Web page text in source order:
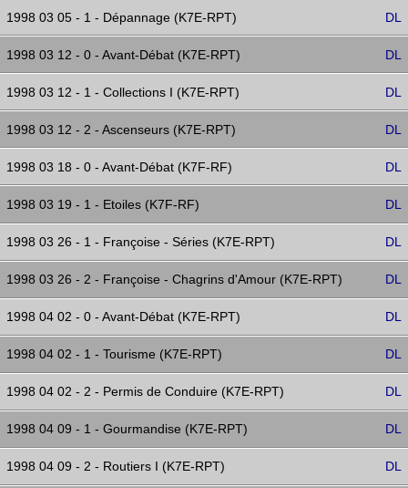
1998 03 05 - 1 - Dépannage (K7E-RPT) DL
1998 03 12 - 0 - Avant-Débat (K7E-RPT) DL
1998 03 12 - 1 - Collections I (K7E-RPT) DL
1998 03 12 - 2 - Ascenseurs (K7E-RPT) DL
1998 03 18 - 0 - Avant-Débat (K7F-RF) DL
1998 03 19 - 1 - Etoiles (K7F-RF) DL
1998 03 26 - 1 - Françoise - Séries (K7E-RPT) DL
1998 03 26 - 2 - Françoise - Chagrins d'Amour (K7E-RPT) DL
1998 04 02 - 0 - Avant-Débat (K7E-RPT) DL
1998 04 02 - 1 - Tourisme (K7E-RPT) DL
1998 04 02 - 2 - Permis de Conduire (K7E-RPT) DL
1998 04 09 - 1 - Gourmandise (K7E-RPT) DL
1998 04 09 - 2 - Routiers I (K7E-RPT) DL